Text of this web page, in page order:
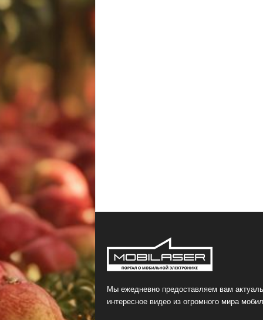
Мы ежедневно предоставляем вам
интересное видео из огромного мира